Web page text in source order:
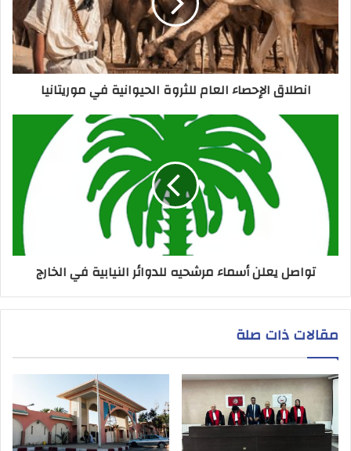
انطلاق الإحصاء العام للثروة الحيوانية في موريتانيا
تواصل يعلن أسماء مرشحيه للدوائر النيابية في الخارج
مقالات ذات صلة